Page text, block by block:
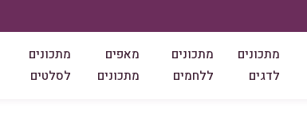
מתכונים
לדגים
מתכונים
ללחמים
מאפים
מתכונים
מתכונים
לסלטים